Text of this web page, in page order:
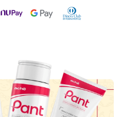
NuPay Google PayDiners Club